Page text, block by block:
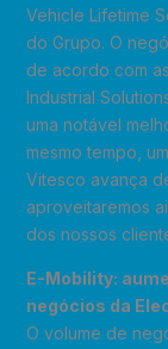
Vehicle Lifetime
do Grupo. O
de acordo com
Industrial
uma notável
mesmo tempo,
Vitesco avança
aproveitaremos
dos nossos
E-Mobility:
negócios da
O volume de